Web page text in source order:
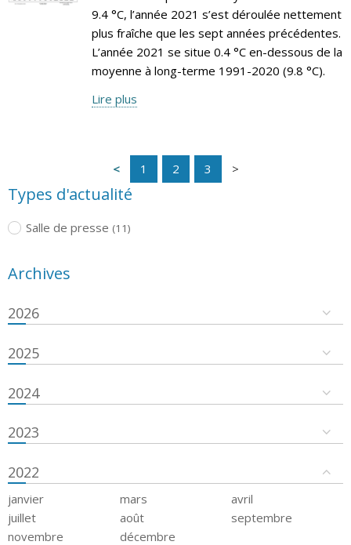
9.4 °C, l’année 2021 s’est déroulée nettement
plus fraîche que les sept années précédentes.
L’année 2021 se situe 0.4 °C en-dessous de la
moyenne à long-terme 1991-2020 (9.8 °C).
Lire plus
1 2 3
Types d'actualité
Salle de presse (11)
Archives
2026
2025
2024
2023
2022
janvier mars
avril
juillet
août
septembre
novembre
décembre